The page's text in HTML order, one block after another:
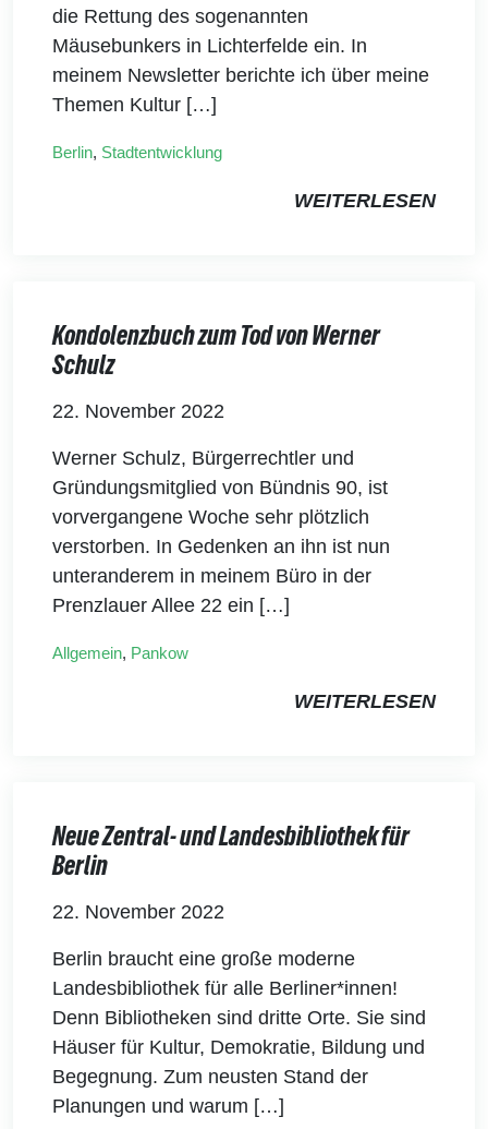
die Rettung des sogenannten
Mäusebunkers in Lichterfelde ein. In
meinem Newsletter berichte ich über meine
Themen Kultur […]
Berlin, Stadtentwicklung
WEITERLESEN
Kondolenzbuch zum Tod von Werner
Schulz
22. November 2022
Werner Schulz, Bürgerrechtler und
Gründungsmitglied von Bündnis 90, ist
vorvergangene Woche sehr plötzlich
verstorben. In Gedenken an ihn ist nun
unteranderem in meinem Büro in der
Prenzlauer Allee 22 ein […]
Allgemein, Pankow
WEITERLESEN
Neue Zentral- und Landesbibliothek für
Berlin
22. November 2022
Berlin braucht eine große moderne
Landesbibliothek für alle Berliner*innen!
Denn Bibliotheken sind dritte Orte. Sie sind
Häuser für Kultur, Demokratie, Bildung und
Begegnung. Zum neusten Stand der
Planungen und warum […]